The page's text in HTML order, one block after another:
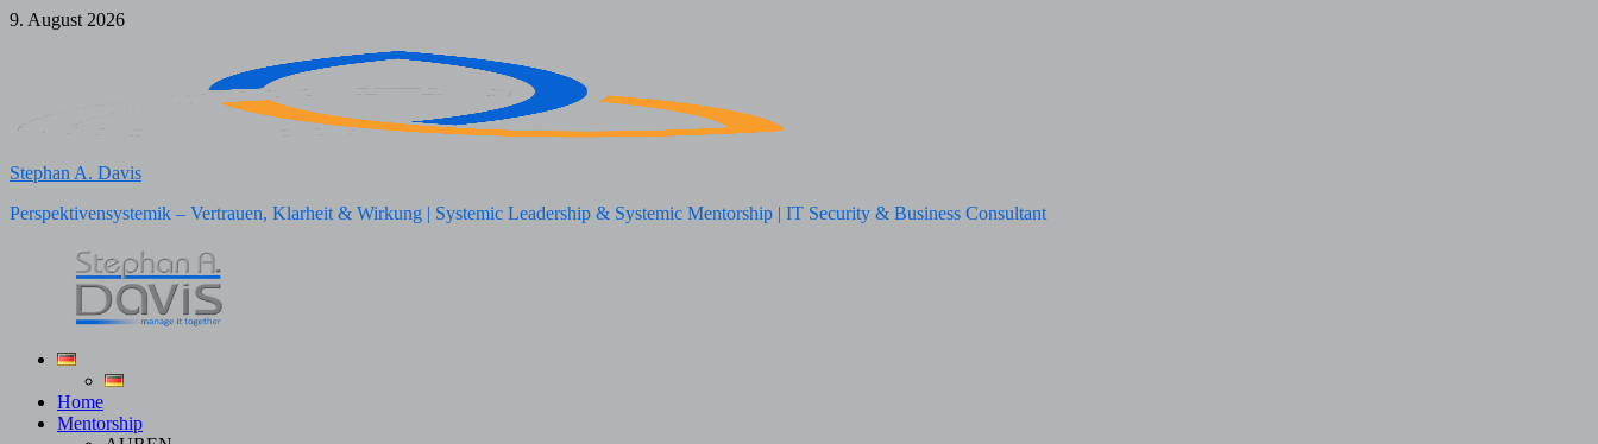
Zum
9. August 2026
Stephan A. Davis
Perspektivensystemik – Vertrauen, Klarheit & Wirkung | Systemic Leadership & Systemic Mentorship | IT Security & Business Consultant
Home
Mentorship